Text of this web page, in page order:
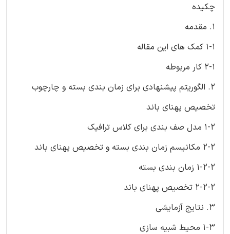
چکیده
1. مقدمه
1-1 کمک های این مقاله
2-1 کار مربوطه
2. الگوریتم پیشنهادی برای زمان بندی بسته و چارچوب
تخصیص پهنای باند
1-2 مدل صف بندی برای کلاس ترافیک
2-2 مکانیسم زمان بندی بسته و تخصیص پهنای باند
1-2-2 زمان بندی بسته
2-2-2 تخصیص پهنای باند
3. نتایج آزمایشی
1-3 محیط شبیه سازی